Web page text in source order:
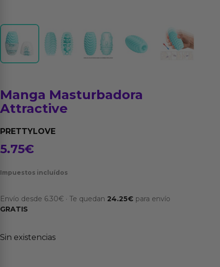
Manga Masturbadora
Attractive
PRETTYLOVE
5.75€
Impuestos incluídos
Envío desde 6.30€ · Te quedan 24.25€ para envío
GRATIS
Sin existencias